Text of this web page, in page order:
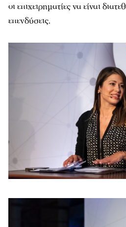
οι επιχειρηματίες να είναι
επενδύσεις.